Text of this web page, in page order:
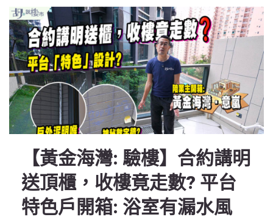
【黃金海灣: 驗樓】合約講明
送頂櫃，收樓竟走數? 平台
特色戶開箱: 浴室有漏水風